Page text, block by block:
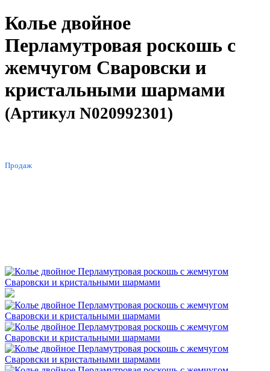
Колье двойное
Перламутровая роскошь с
жемчугом Сваровски и
кристальными шармами
(Артикул N020992301)
Продаж